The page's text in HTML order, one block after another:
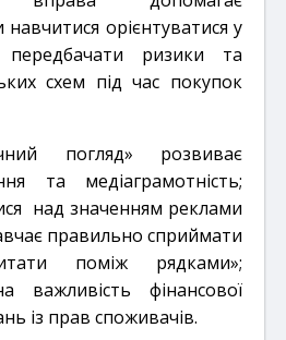
орієнтуватися у
ризики та
схем під час покупок
погляд» розвиває
та медіаграмотність;
над значенням реклами
правильно сприймати
поміж рядками»;
важливість фінансової
із прав споживачів.